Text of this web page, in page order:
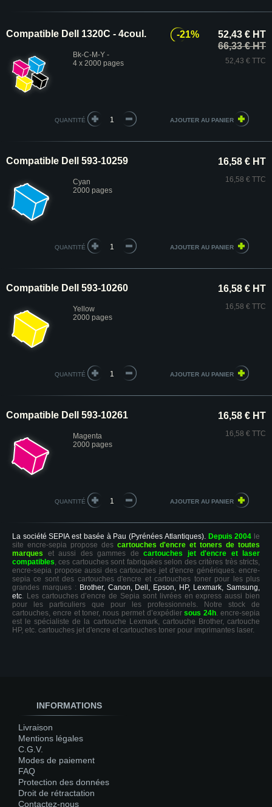
Compatible Dell 1320C - 4coul.
Bk-C-M-Y -
4 x 2000 pages
52,43 € HT
66,33 € HT
52,43 € TTC
-21%
QUANTITÉ
Compatible Dell 593-10259
Cyan
2000 pages
16,58 € HT
16,58 € TTC
QUANTITÉ
Compatible Dell 593-10260
Yellow
2000 pages
16,58 € HT
16,58 € TTC
QUANTITÉ
Compatible Dell 593-10261
Magenta
2000 pages
16,58 € HT
16,58 € TTC
QUANTITÉ
La société SEPIA est basée à Pau (Pyrénées Atlantiques). Depuis 2004 le
site encre-sepia propose des cartouches d'encre et toners de toutes
marques et aussi des gammes de cartouches jet d'encre et laser
compatibles, ces cartouches sont fabriquées selon des critères très stricts,
encre-sepia propose aussi des cartouches jet d'encre génériques. encre-
sepia ce sont des cartouches d'encre et cartouches toner pour les plus
grandes marques : Brother, Canon, Dell, Epson, HP, Lexmark, Samsung,
etc. Les cartouches d’encre de Sepia sont livrées en express aussi bien
pour les particuliers que pour les professionnels. Notre stock de
cartouches, encre et toner, nous permet d’expédiersous 24h. encre-sepia
est le spécialiste de la cartouche Lexmark, cartouche Brother, cartouche
HP, etc. cartouches jet d'encre et cartouches toner pour imprimantes laser.
INFORMATIONS
Livraison
Mentions légales
C.G.V.
Modes de paiement
FAQ
Protection des données
Droit de rétractation
Contactez-nous